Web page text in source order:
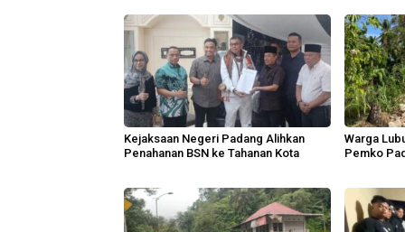
Kejaksaan Negeri Padang Alihkan
Penahanan BSN ke Tahanan Kota
Warga
Pemko